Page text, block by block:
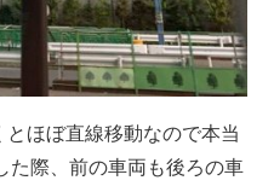
ほぼ直線移動なので本当
た際、前の車両も後ろの車